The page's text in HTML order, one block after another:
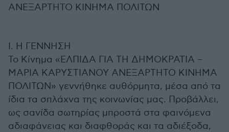
ΑΝΕΞΑΡΤΗΤΟ ΚΙΝΗΜΑ ΠΟΛΙΤΩΝ
Ι. Η ΓΕΝΝΗΣΗ
Το Κίνημα «ΕΛΠΙΔΑ ΓΙΑ ΤΗ ΔΗΜΟΚΡΑΤΙΑ –
ΜΑΡΙΑ ΚΑΡΥΣΤΙΑΝΟΥ ΑΝΕΞΑΡΤΗΤΟ ΚΙΝΗΜΑ
ΠΟΛΙΤΩΝ» γεννήθηκε αυθόρμητα, μέσα από τα
ίδια τα σπλάχνα της κοινωνίας μας. Προβάλλει,
ως σανίδα σωτηρίας μπροστά στα φαινόμενα
αδιαφάνειας και διαφθοράς και τα αδιέξοδα,